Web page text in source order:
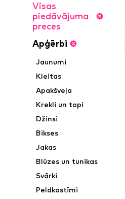
Visas
piedāvājuma
preces
Apģērbi
Jaunumi
Kleitas
Apakšveļa
Krekli un topi
Džinsi
Bikses
Jakas
Blūzes un tunikas
Svārki
Peldkostīmi